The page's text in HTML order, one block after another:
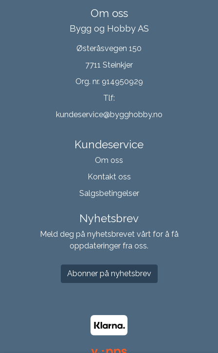
Om oss
Bygg og Hobby AS
Østeråsvegen 150
7711 Steinkjer
Org. nr. 914950929
Tlf:
kundeservice@bygghobby.no
Kundeservice
Om oss
Kontakt oss
Salgsbetingelser
Nyhetsbrev
Meld deg på nyhetsbrevet vårt for å få
oppdateringer fra oss.
Abonner på nyhetsbrev